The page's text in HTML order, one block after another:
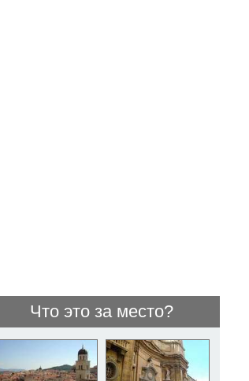
Что это за место?